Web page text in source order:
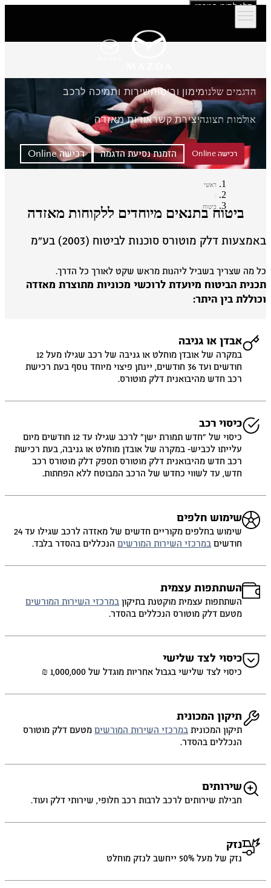
דלג לתוכן המרכזי
הדגמים שלנומימון וביטוחשירות ותמיכה לרכב
אולמות תצוגהיצירת קשראודות מאזדה
רכישה Online הזמנת נסיעת הדגמה רכישה Online
ראשי
ביטוח
ביטוח בתנאים מיוחדים ללקוחות מאזדה
דלק מוטורס סוכנות לביטוח (2003) בע״מ
מה שצריך בשביל ליהנות מראש שקט לאורך כל הדרך.
הביטוח מיועדת לרוכשי מכוניות מתוצרת מאזדה
בין היתר:
אבדן או גניבה
במקרה של אובדן מוחלט או גניבה של רכב שגילו מעל 12
חודשים ועד 36 חודשים, יינתן פיצוי מיוחד נוסף בעת רכישת
רכב חדש מהיבואנית דלק מוטורס.
כיסוי רכב
כיסוי של ״חדש תמורת ישן״ לרכב שגילו עד 12 חודשים מיום
עלייתו לכביש- במקרה של אובדן מוחלט או גניבה, בעת רכישת
רכב חדש מהיבואנית דלק מוטורס תספק דלק מוטורס רכב
חדש, עד לשווי כחדש של הרכב המבוטח ללא הפחתות.
שימוש חלפים
שימוש בחלפים מקוריים חדשים של מאזדה לרכב שגילו עד 24
חודשיםבמרכזי השירות המורשיםהנכללים בהסדר בלבד.
השתתפות עצמית
השתתפות עצמית מוקטנת בתיקוןבמרכזי השירות המורשים
מטעם דלק מוטורס הנכללים בהסדר.
כיסוי לצד שלישי
כיסוי לצד שלישי בגבול אחריות מוגדל של 1,000,000 ₪
תיקון המכונית
תיקון המכוניתבמרכזי השירות המורשיםמטעם דלק מוטורס
הנכללים בהסדר.
שירותים
חבילת שירותים לרכב לרבות רכב חלופי, שירותי דלק ועוד.
נזק
נזק של מעל 50% ייחשב לנזק מוחלט